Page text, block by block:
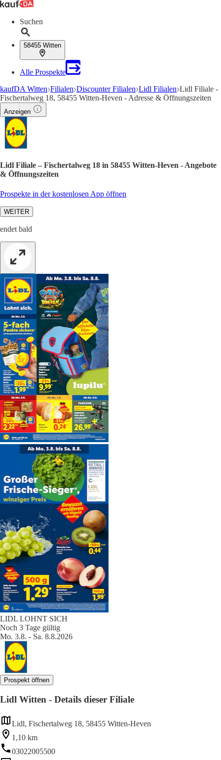
Suchen
58455 Witten
Alle Prospekte
kaufDA Witten Filialen Discounter Filialen Lidl Filialen Lidl Filiale -
Fischertalweg 18, 58455 Witten-Heven - Adresse & Öffnungszeiten
Anzeigen
Lidl Filiale – Fischertalweg 18 in 58455 Witten-Heven - Angebote
& Öffnungszeiten
Prospekte in der kostenlosen App öffnen
WEITER
endet bald
LIDL LOHNT SICH
Noch 3 Tage gültig
Mo. 3.8. - Sa. 8.8.2026
Prospekt öffnen
Lidl Witten - Details dieser Filiale
Lidl, Fischertalweg 18, 58455 Witten-Heven
1,10 km
03022005500